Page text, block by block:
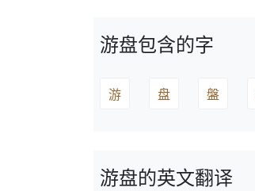
游盘包含的字
游 盘 盤
游盘的英文翻译